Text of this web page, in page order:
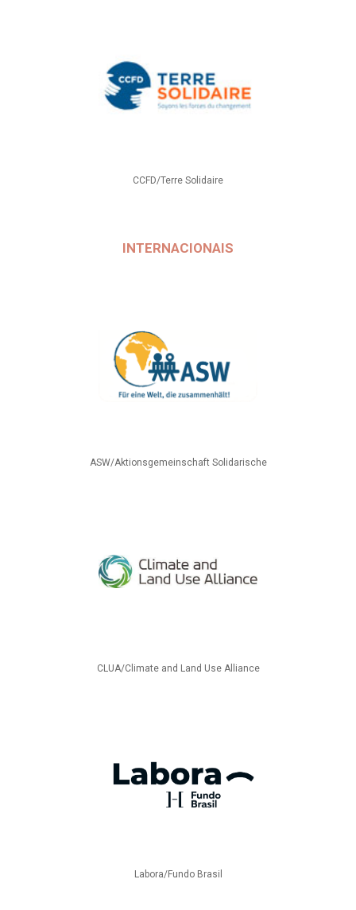
CCFD/Terre Solidaire
INTERNACIONAIS
ASW/Aktionsgemeinschaft Solidarische
CLUA/Climate and Land Use Alliance
Labora/Fundo Brasil